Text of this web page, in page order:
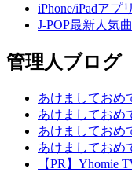
iPhone/iPadアプ
J-POP最新人気
管理人ブログ
あけましておめ
あけましておめ
あけましておめ
あけましておめ
【PR】Yhomie